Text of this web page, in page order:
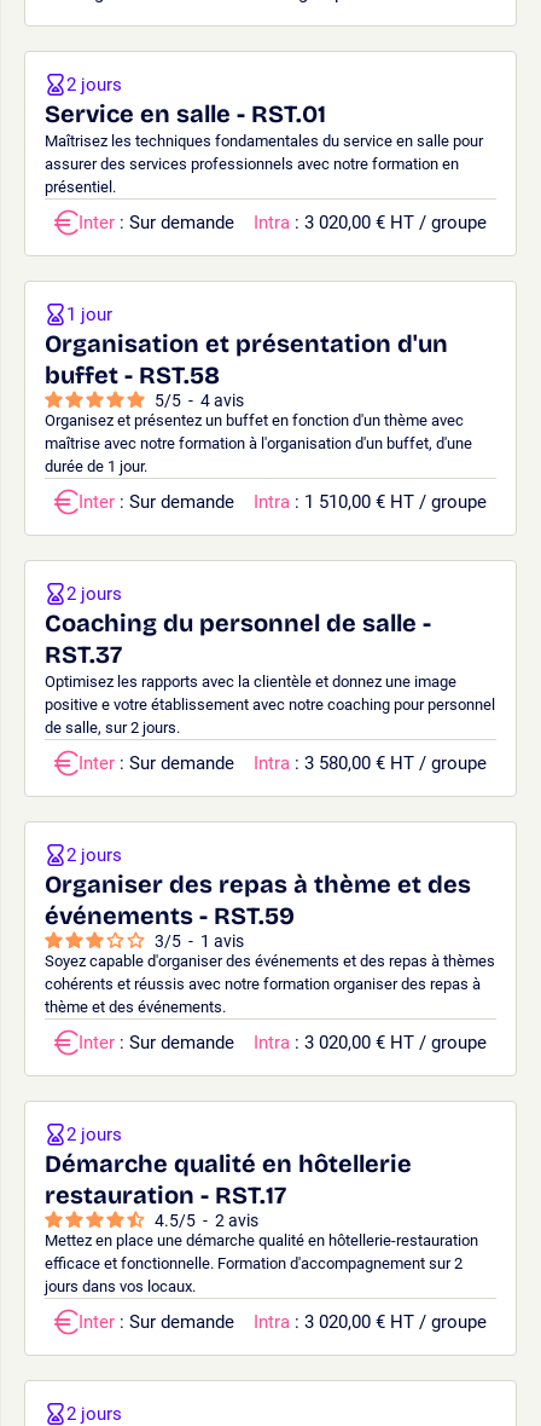
Service en salle - RST.01
Maîtrisez les techniques fondamentales du service en salle pour
assurer des services professionnels avec notre formation en
présentiel.
2 jours
Inter : Sur demande Intra : 3 020,00 € HT / groupe
Organisation et présentation d'un
buffet - RST.58
5/5 - 4avis
Organisez et présentez un buffet en fonction d'un thème avec
maîtrise avec notre formation à l'organisation d'un buffet, d'une
durée de 1 jour.
1 jour
Inter : Sur demande Intra : 1 510,00 € HT / groupe
Coaching du personnel de salle -
RST.37
Optimisez les rapports avec la clientèle et donnez une image
positive e votre établissement avec notre coaching pour personnel
de salle, sur 2 jours.
2 jours
Inter : Sur demande Intra : 3 580,00 € HT / groupe
Organiser des repas à thème et des
événements - RST.59
3/5 - 1 avis
Soyez capable d'organiser des événements et des repas à thèmes
cohérents et réussis avec notre formation organiser des repas à
thème et des événements.
2 jours
Inter : Sur demande Intra : 3 020,00 € HT / groupe
Démarche qualité en hôtellerie
restauration - RST.17
4.5/5 - 2 avis
Mettez en place une démarche qualité en hôtellerie-restauration
efficace et fonctionnelle. Formation d'accompagnement sur 2
jours dans vos locaux.
2 jours
Inter : Sur demande Intra : 3 020,00 € HT / groupe
2 jours